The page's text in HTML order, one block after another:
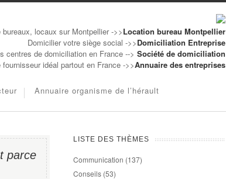
locaux sur Montpellier ->>Location bureau Montpellier
Domicilier votre siège social ->>Domiciliation Entreprise
centres de domiciliation en France --> Société de domiciliation
idéal partout en France ->>Annuaire des entreprises
Annuaire organisme de l’hérault
parce
LISTE DES THÈMES
Communication (137)
Conseils (53)